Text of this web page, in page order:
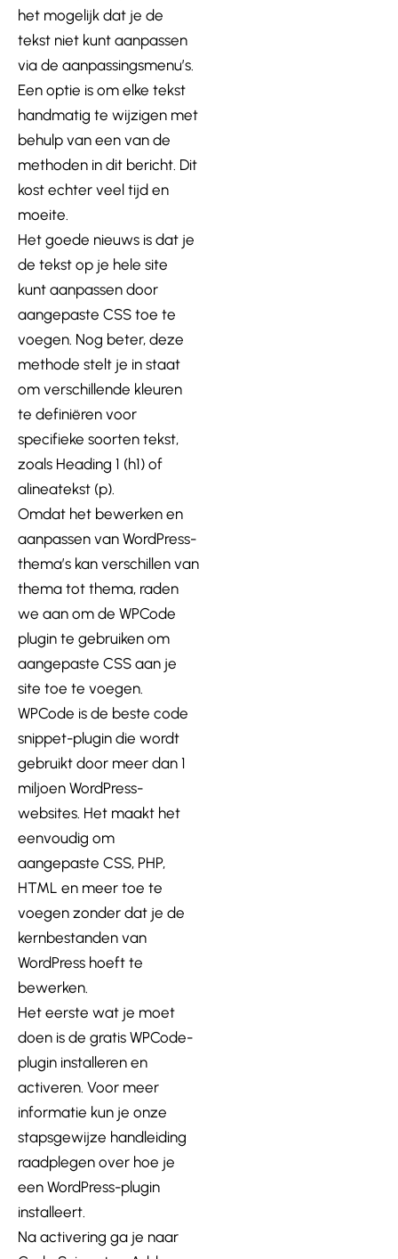
het mogelijk dat je de
tekst niet kunt aanpassen
via de aanpassingsmenu’s.
Een optie is om elke tekst
handmatig te wijzigen met
behulp van een van de
methoden in dit bericht. Dit
kost echter veel tijd en
moeite.
Het goede nieuws is dat je
de tekst op je hele site
kunt aanpassen door
aangepaste CSS toe te
voegen. Nog beter, deze
methode stelt je in staat
om verschillende kleuren
te definiëren voor
specifieke soorten tekst,
zoals Heading 1 (h1) of
alineatekst (p).
Omdat het bewerken en
aanpassen van WordPress-
thema’s kan verschillen van
thema tot thema, raden
we aan om de WPCode
plugin te gebruiken om
aangepaste CSS aan je
site toe te voegen.
WPCode is de beste code
snippet-plugin die wordt
gebruikt door meer dan 1
miljoen WordPress-
websites. Het maakt het
eenvoudig om
aangepaste CSS, PHP,
HTML en meer toe te
voegen zonder dat je de
kernbestanden van
WordPress hoeft te
bewerken.
Het eerste wat je moet
doen is de gratis WPCode-
plugin installeren en
activeren. Voor meer
informatie kun je onze
stapsgewijze handleiding
raadplegen over hoe je
een WordPress-plugin
installeert.
Na activering ga je naar